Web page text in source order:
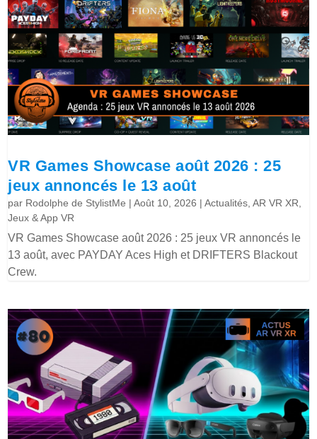
VR Games Showcase août 2026 : 25
jeux annoncés le 13 août
par Rodolphe de StylistMe |Août 10, 2026 |Actualités ,AR VR XR
Jeux & App VR
VR Games Showcase août 2026 : 25 jeux VR annoncés le
13 août, avec PAYDAY Aces High et DRIFTERS Blackout
Crew.